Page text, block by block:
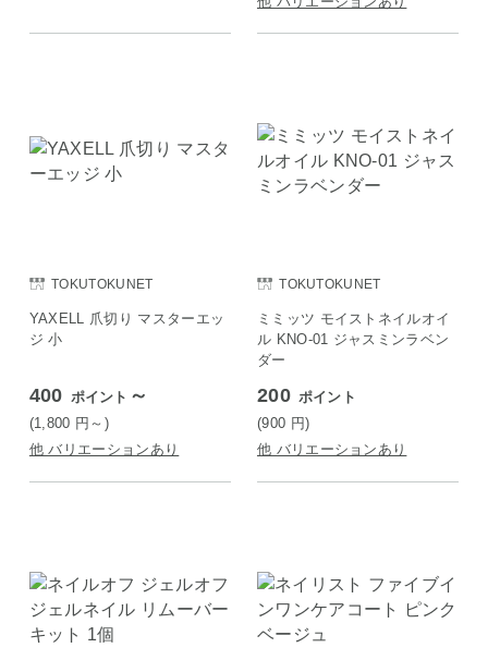
TOKUTOKUNET
YAXELL 爪切り マスターエッ
ジ 小
400 ポイント ～
(1,800 円 ～)
他 バリエーションあり
TOKUTOKUNET
ミミッツ モイストネイルオイ
ル KNO-01 ジャスミンラベン
ダー
200 ポイント
(900 円)
他 バリエーションあり